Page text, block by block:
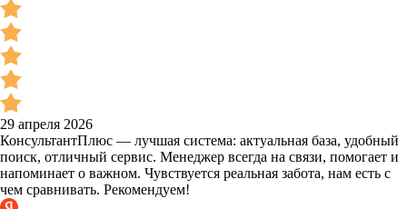
29 апреля 2026
КонсультантПлюс — лучшая система: актуальная база, удобный
поиск, отличный сервис. Менеджер всегда на связи, помогает и
напоминает о важном. Чувствуется реальная забота, нам есть с
чем сравнивать. Рекомендуем!